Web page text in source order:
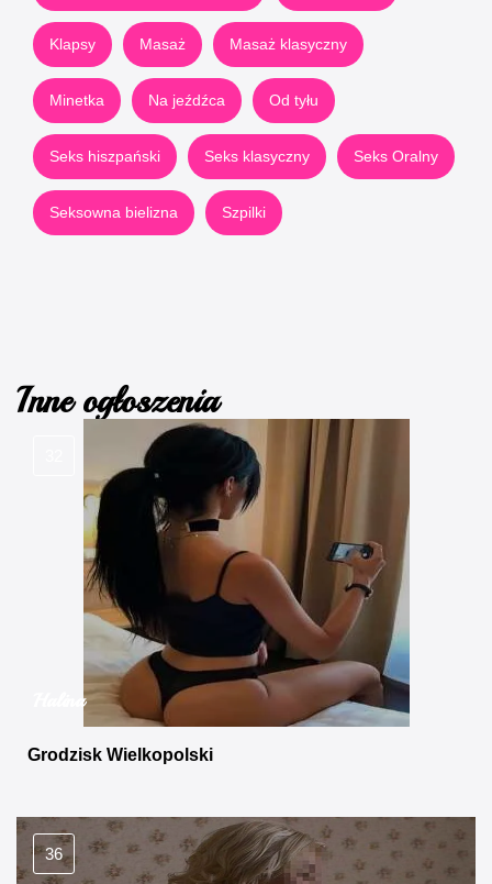
Klapsy Masaż Masaż klasyczny
Minetka Na jeźdźca Od tyłu
Seks hiszpański Seks klasyczny Seks Oralny
Seksowna bielizna Szpilki
Inne ogłoszenia
Halina
Grodzisk Wielkopolski
36